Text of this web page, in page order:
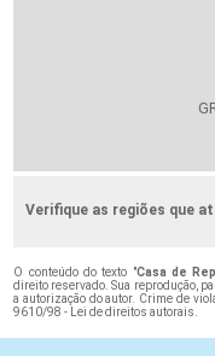
Verifique as regiões que
O conteúdo do texto "Casa de
direito reservado. Sua reprodução,
a autorização do autor. Crime de
9610/98 - Lei de direitos autorais